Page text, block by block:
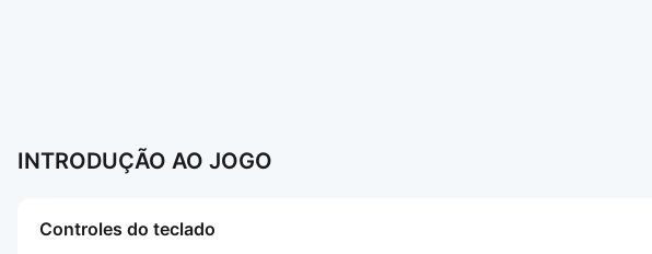
INTRODUÇÃO AO JOGO
Controles do teclado